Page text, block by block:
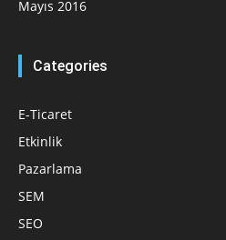
Mayıs 2016
Categories
E-Ticaret
Etkinlik
Pazarlama
SEM
SEO